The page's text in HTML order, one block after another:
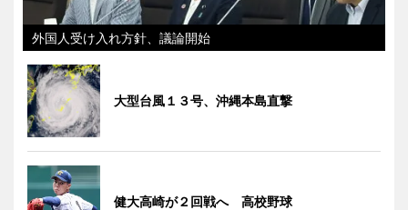
外国人受け入れ方針、議論開始
大型台風１３号、沖縄本島直撃
健大高崎が２回戦へ 高校野球